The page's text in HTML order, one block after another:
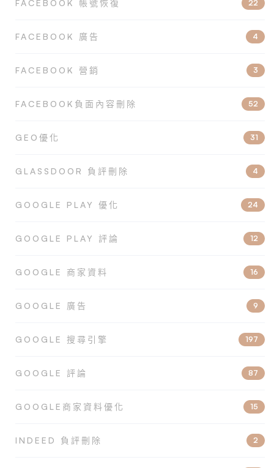
FACEBOOK 帳號恢復 22
FACEBOOK 廣告 4
FACEBOOK 營銷 3
FACEBOOK負面內容刪除 52
GEO優化 31
GLASSDOOR 負評刪除 4
GOOGLE PLAY 優化 24
GOOGLE PLAY 評論 12
GOOGLE 商家資料 16
GOOGLE 廣告 9
GOOGLE 搜尋引擎 197
GOOGLE 評論 87
GOOGLE商家資料優化 15
INDEED 負評刪除 2